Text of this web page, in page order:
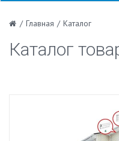
/ Главная / Каталог
Каталог